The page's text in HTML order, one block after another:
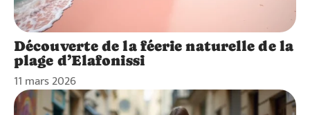
Découverte de la féerie naturelle de la
plage d’Elafonissi
11 mars 2026